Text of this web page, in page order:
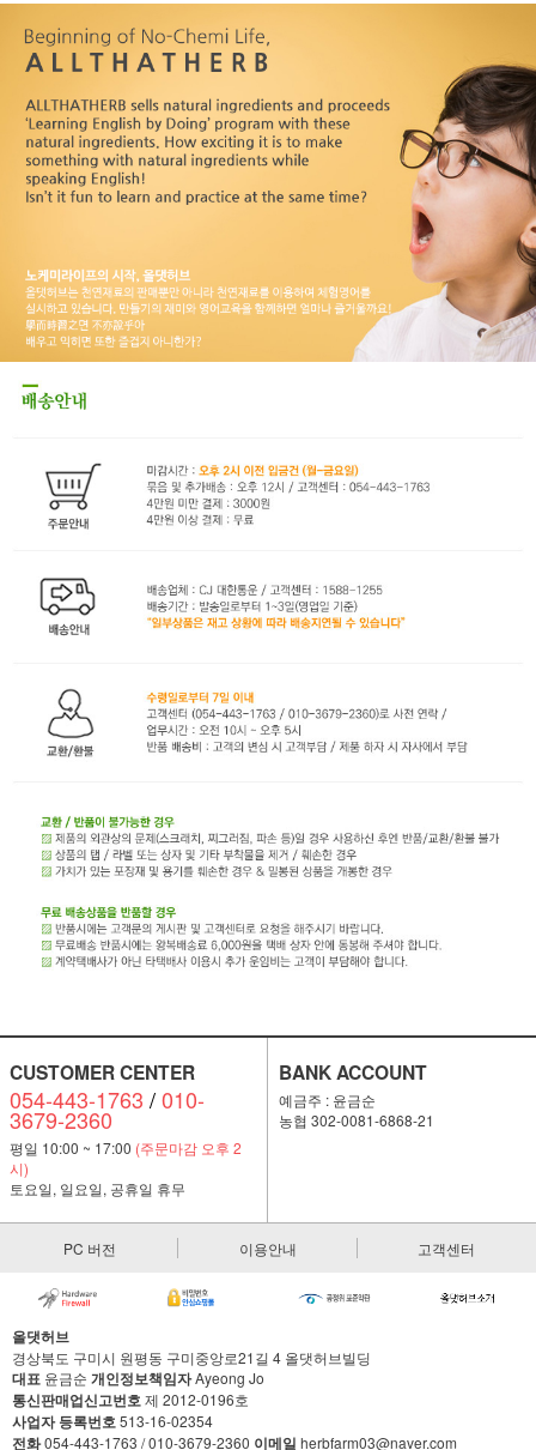
CUSTOMER CENTER
054-443-1763 /010-
3679-2360
평일 10:00 ~ 17:00 (주문마감 오후 2
시)
토요일, 일요일, 공휴일 휴무
BANK ACCOUNT
예금주 : 윤금순
농협 302-0081-6868-21
PC 버전 이용안내 고객센터
올댓허브
경상북도 구미시 원평동 구미중앙로21길 4 올댓허브빌딩
대표 윤금순 개인정보책임자Ayeong Jo
통신판매업신고번호 제 2012-0196호
사업자 등록번호 513-16-02354
전화054-443-1763 / 010-3679-2360 이메일 herbfarm03@naver.com